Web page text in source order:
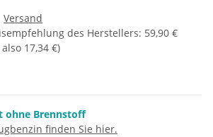
Versand
des Herstellers: 59,90 €
also 17,34 €)
ohne Brennstoff
finden Sie hier.